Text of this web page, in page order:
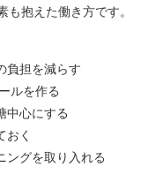
抱えた働き方です。
負担を減らす
ルを作る
中心にする
おく
ングを取り入れる